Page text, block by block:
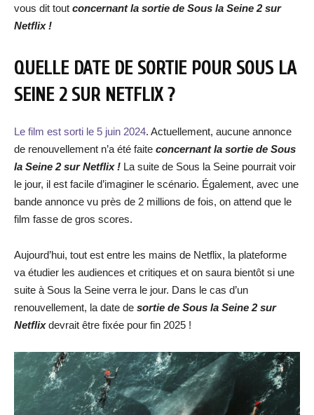
vous dit tout concernant la sortie de Sous la Seine 2 sur
Netflix !
QUELLE DATE DE SORTIE POUR SOUS LA
SEINE 2 SUR NETFLIX ?
Le film est sorti le 5 juin 2024. Actuellement, aucune annonce
de renouvellement n’a été faite concernant la sortie de Sous
la Seine 2 sur Netflix ! La suite de Sous la Seine pourrait voir
le jour, il est facile d’imaginer le scénario. Également, avec une
bande annonce vu près de 2 millions de fois, on attend que le
film fasse de gros scores.
Aujourd’hui, tout est entre les mains de Netflix, la plateforme
va étudier les audiences et critiques et on saura bientôt si une
suite à Sous la Seine verra le jour. Dans le cas d’un
renouvellement, la date de sortie de Sous la Seine 2 sur
Netflixdevrait être fixée pour fin 2025 !